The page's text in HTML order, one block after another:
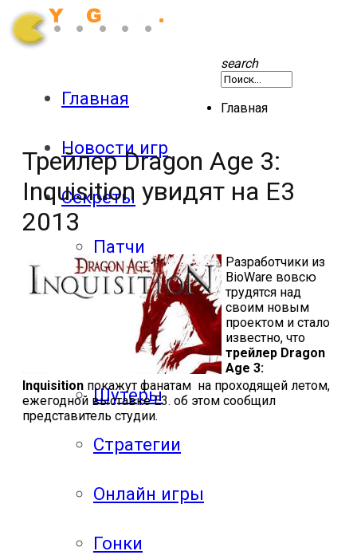
Главная
Новости игр
Секреты
Патчи
Обзоры
Экшены
Шутеры
Стратегии
Онлайн игры
Гонки
search
Главная
Трейлер Dragon Age 3:
Inquisition увидят на E3
2013
Разработчики из
BioWare вовсю
трудятся над
своим новым
проектом и стало
известно, что
трейлер Dragon
Age 3:
Inquisition покажут фанатам на проходящей летом,
ежегодной выставкеE3. об этом сообщил
представитель студии.